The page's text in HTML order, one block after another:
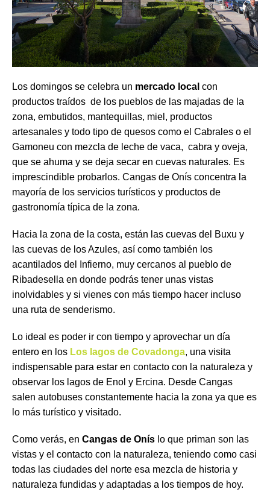
Los domingos se celebra un mercado local con
productos traídos de los pueblos de las majadas de la
zona, embutidos, mantequillas, miel, productos
artesanales y todo tipo de quesos como el Cabrales o el
Gamoneu con mezcla de leche de vaca, cabra y oveja,
que se ahuma y se deja secar en cuevas naturales. Es
imprescindible probarlos. Cangas de Onís concentra la
mayoría de los servicios turísticos y productos de
gastronomía típica de la zona.
Hacia la zona de la costa, están las cuevas del Buxu y
las cuevas de los Azules, así como también los
acantilados del Infierno, muy cercanos al pueblo de
Ribadesella en donde podrás tener unas vistas
inolvidables y si vienes con más tiempo hacer incluso
una ruta de senderismo.
Lo ideal es poder ir con tiempo y aprovechar un día
entero en los Los lagos de Covadonga, una visita
indispensable para estar en contacto con la naturaleza y
observar los lagos de Enol y Ercina. Desde Cangas
salen autobuses constantemente hacia la zona ya que es
lo más turístico y visitado.
Como verás, en Cangas de Onís lo que priman son las
vistas y el contacto con la naturaleza, teniendo como casi
todas las ciudades del norte esa mezcla de historia y
naturaleza fundidas y adaptadas a los tiempos de hoy.